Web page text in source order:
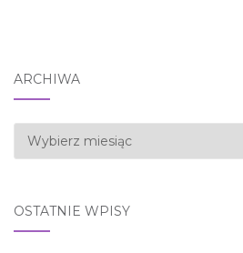
ARCHIWA
Archiwa
OSTATNIE WPISY